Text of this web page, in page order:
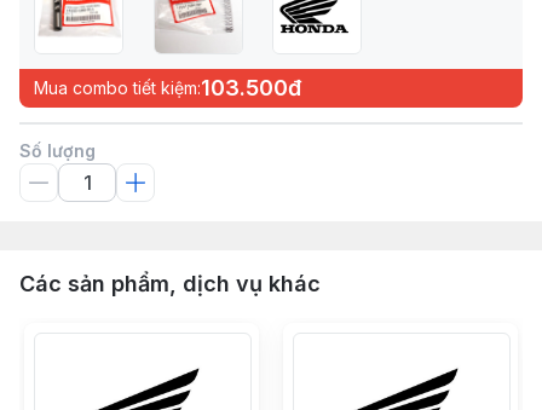
Mua combo tiết kiệm:103.500đ
Số lượng
Các sản phẩm, dịch vụ khác